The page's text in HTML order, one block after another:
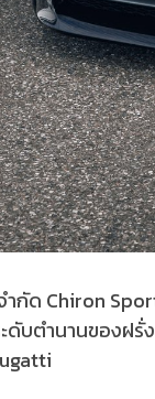
กัด Chiron
ดับตำนานของฝ